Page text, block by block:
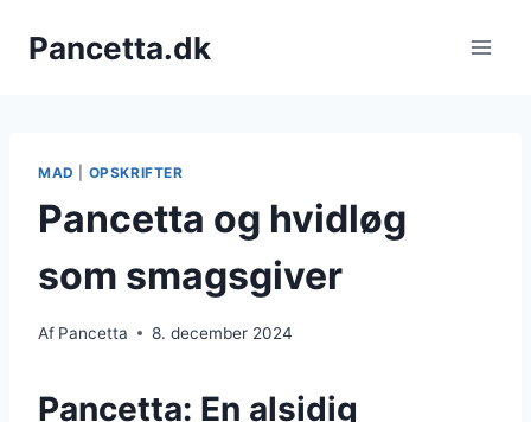
Pancetta.dk
MAD OPSKRIFTER
Pancetta og hvidløg
som smagsgiver
Af Pancetta 8. december 2024
Pancetta: En alsidig